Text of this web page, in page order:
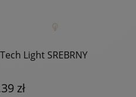
Light SREBRNY
zł